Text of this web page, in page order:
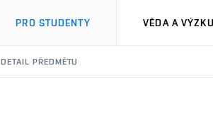
PRO STUDENTY VĚDA A
DETAIL PŘEDMĚTU